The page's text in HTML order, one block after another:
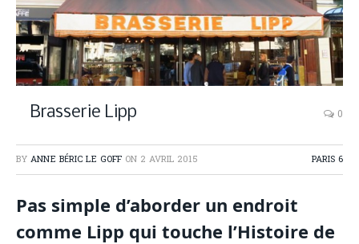
Brasserie Lipp 0
BY ANNE BÉRIC LE GOFF ON 2 AVRIL 2015 PARIS 6
Pas simple d’aborder un endroit
comme Lipp qui touche l’Histoire de